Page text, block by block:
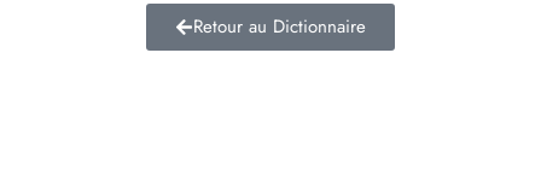
Retour au Dictionnaire